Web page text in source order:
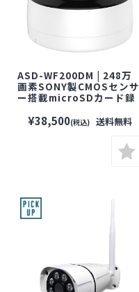
ASD-WF200DM | 248万
画素SONY製CMOSセンサ
ー搭載microSDカード録
カメラ】【監視カメラ】
【セキュリティーカメラ】
【無線】【ワイヤレス】
¥38,500(税込) 送料無料